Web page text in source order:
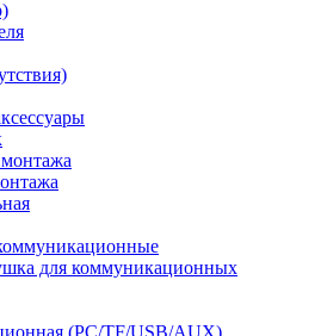
для коммуникационных
(PC/TF/USB/AUX)